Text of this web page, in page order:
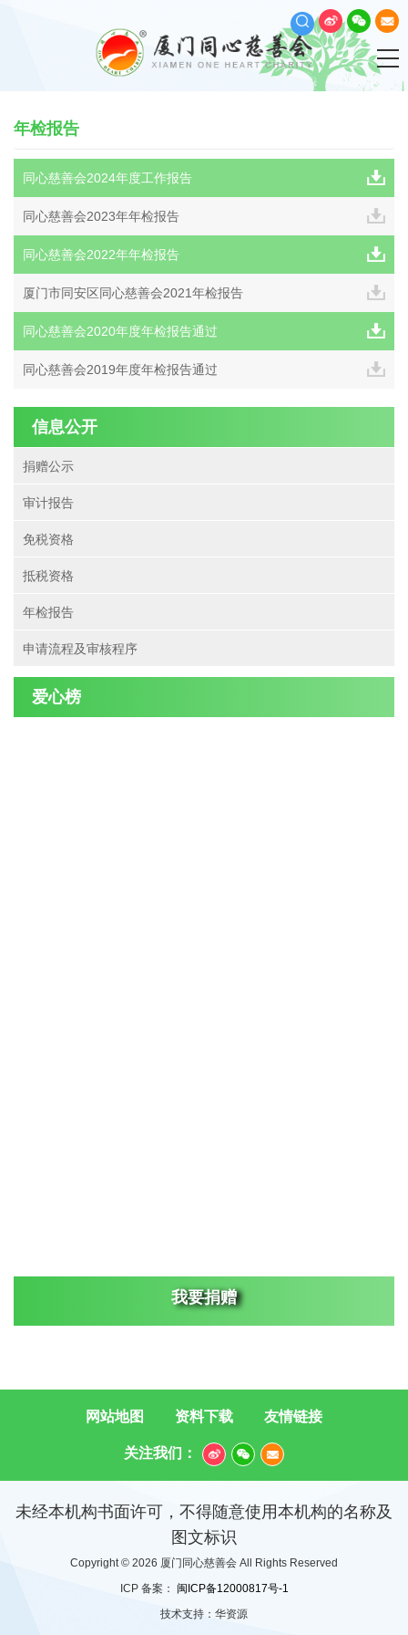
年检报告
同心慈善会2024年度工作报告
同心慈善会2023年年检报告
同心慈善会2022年年检报告
厦门市同安区同心慈善会2021年检报告
同心慈善会2020年度年检报告通过
同心慈善会2019年度年检报告通过
信息公开
捐赠公示
审计报告
免税资格
抵税资格
年检报告
申请流程及审核程序
爱心榜
我要捐赠
网站地图 资料下载 友情链接
关注我们：
未经本机构书面许可，不得随意使用本机构的名称及
图文标识
Copyright © 2026 厦门同心慈善会 All Rights Reserved
ICP 备案： 闽ICP备12000817号-1
技术支持： 华资源